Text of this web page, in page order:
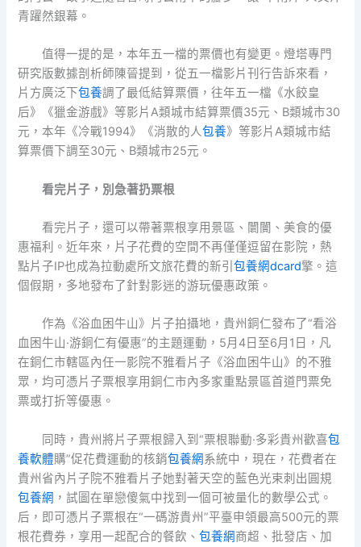
青躍然銀幕。
值得一提的是，本年五一檔的票價也有變更。燈塔專門
研究版數據剖析師陳晉提到，從五一檔影片刊行告訴來看，
片方廣泛下包養調了最低結算票價，往年五一檔《水餃皇
后》《獵金游戲》等影片A類城市結算票價35元、B類城市30
元，本年《冷戰1994》《消散的人包養》等影片A類城市結
算票價下調至30元、B類城市25元。
看完片子，別急著扔票根
看完片子，還可以帶著票根享用景區、闤闠、美食的優
惠福利。近年來，片子花費的空間不再僅僅逗留在影院，熱
點片子IP也成為拉動處所文旅花費的新引包養網dcard擎。這
個假期，多地發布了針對影迷的游玩優惠政策。
作為《浴血困牛山》片子拍攝地，貴州銅仁發布了“看浴
血困牛山·游銅仁有優惠”的主題運動，5月4日至6月1日，凡
在銅仁市轄區內任一影院不雅看片子《浴血困牛山》的不雅
眾，均可憑片子票根享用銅仁市內多家重點景區首道門票免
票或打折等優惠。
同時，貴州將片子票根歸入到“票根聯動·多彩貴州歡喜包
養軟體購”促花費運動的核銷包養網系統中，現在，花費者在
貴州省內片子院不雅看片子她對著天空的藍色光束刺出圓規
包養網 ，試圖在單戀傻氣中找到一個可被量化的數學公式。
后，即可憑片子票根在“一碼游貴州”平臺申領最高500元的票
根花費券，享用一起配合的餐飲、包養網商超、批發店、加